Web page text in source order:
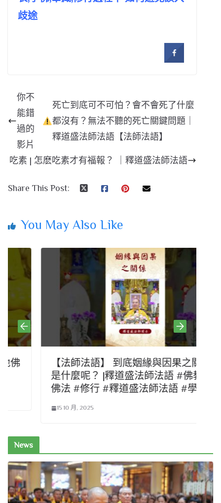
歧途
你不
能錯
過的
影片
死亡到底可不可怕？會不會死了什麼
都沒有？無法不聽的死亡關鍵問題｜
釋道盛法師法語【法師法語】
吃素 | 怎麽吃素才有福報？ ｜釋道盛法師法語
Share This Post:
You May Also Like
【法師法語】 到底姻緣與因果之關係
是什麼呢？ |釋道盛法師法語 #佛教 #
佛法 #修行 #釋道盛法師法語 #學佛
15 10 月, 2025
News